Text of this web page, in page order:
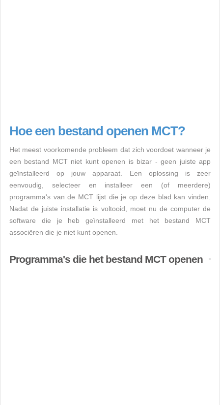
Hoe een bestand openen MCT?
Het meest voorkomende probleem dat zich voordoet wanneer je
een bestand MCT niet kunt openen is bizar - geen juiste app
geïnstalleerd op jouw apparaat. Een oplossing is zeer
eenvoudig, selecteer en installeer een (of meerdere)
programma's van de MCT lijst die je op deze blad kan vinden.
Nadat de juiste installatie is voltooid, moet nu de computer de
software die je heb geïnstalleerd met het bestand MCT
associëren die je niet kunt openen.
Programma's die het bestand MCT openen